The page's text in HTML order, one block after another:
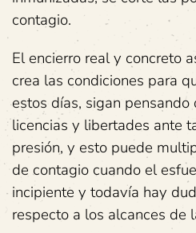
contagio.
El encierro real y concreto
crea las condiciones para
estos días, sigan
licencias y libertades ante
presión, y esto puede
de contagio cuando el
incipiente y todavía hay
respecto a los alcances de